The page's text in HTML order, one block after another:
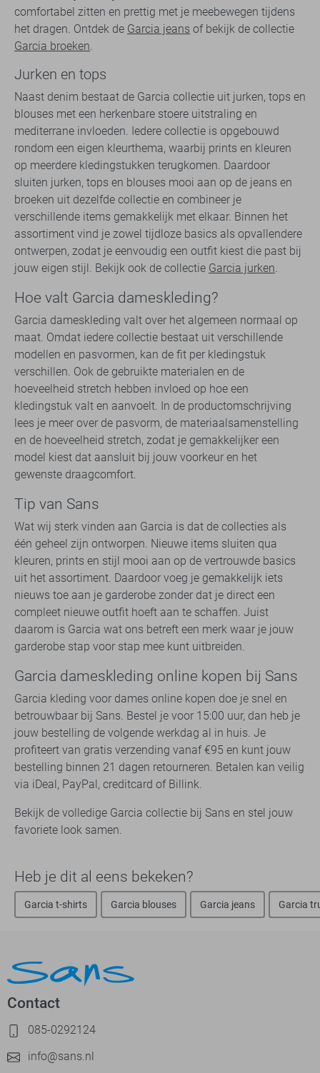
comfortabel zitten en prettig met je meebewegen tijdens
het dragen. Ontdek de Garcia jeans of bekijk de collectie
Garcia broeken.
Jurken en tops
Naast denim bestaat de Garcia collectie uit jurken, tops en
blouses met een herkenbare stoere uitstraling en
mediterrane invloeden. Iedere collectie is opgebouwd
rondom een eigen kleurthema, waarbij prints en kleuren
op meerdere kledingstukken terugkomen. Daardoor
sluiten jurken, tops en blouses mooi aan op de jeans en
broeken uit dezelfde collectie en combineer je
verschillende items gemakkelijk met elkaar. Binnen het
assortiment vind je zowel tijdloze basics als opvallendere
ontwerpen, zodat je eenvoudig een outfit kiest die past bij
jouw eigen stijl. Bekijk ook de collectie Garcia jurken.
Hoe valt Garcia dameskleding?
Garcia dameskleding valt over het algemeen normaal op
maat. Omdat iedere collectie bestaat uit verschillende
modellen en pasvormen, kan de fit per kledingstuk
verschillen. Ook de gebruikte materialen en de
hoeveelheid stretch hebben invloed op hoe een
kledingstuk valt en aanvoelt. In de productomschrijving
lees je meer over de pasvorm, de materiaalsamenstelling
en de hoeveelheid stretch, zodat je gemakkelijker een
model kiest dat aansluit bij jouw voorkeur en het
gewenste draagcomfort.
Tip van Sans
Wat wij sterk vinden aan Garcia is dat de collecties als
één geheel zijn ontworpen. Nieuwe items sluiten qua
kleuren, prints en stijl mooi aan op de vertrouwde basics
uit het assortiment. Daardoor voeg je gemakkelijk iets
nieuws toe aan je garderobe zonder dat je direct een
compleet nieuwe outfit hoeft aan te schaffen. Juist
daarom is Garcia wat ons betreft een merk waar je jouw
garderobe stap voor stap mee kunt uitbreiden.
Garcia dameskleding online kopen bij Sans
Garcia kleding voor dames online kopen doe je snel en
betrouwbaar bij Sans. Bestel je voor 15:00 uur, dan heb je
jouw bestelling de volgende werkdag al in huis. Je
profiteert van gratis verzending vanaf €95 en kunt jouw
bestelling binnen 21 dagen retourneren. Betalen kan veilig
via iDeal, PayPal, creditcard of Billink.
Bekijk de volledige Garcia collectie bij Sans en stel jouw
favoriete look samen.
Heb je dit al eens bekeken?
Garcia t-shirts Garcia blouses Garcia jeans Garcia
Contact
085-0292124
info@sans.nl